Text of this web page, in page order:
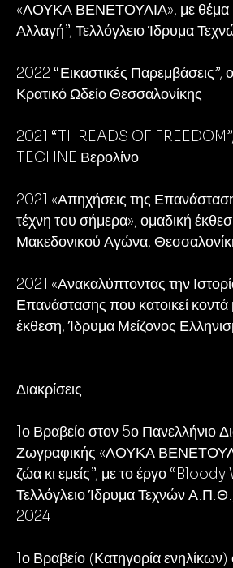
«ΛΟΥΚΑ ΒΕΝΕΤΟΥΛΙΑ», με θέμα
Αλλαγή”, Τελλόγλειο Ίδρυμα
2022 “Εικαστικές Παρεμβάσεις”,
Κρατικό Ωδείο Θεσσαλονίκης
2021 “THREADS OF
TECHNE Βερολίνο
2021 «Απηχήσεις της
τέχνη του σήμερα», ομαδική
Μακεδονικού Αγώνα,
2021 «Ανακαλύπτοντας την
Επανάστασης που κατοικεί κοντά
έκθεση, Ίδρυμα Μείζονος
Διακρίσεις:
1ο Βραβείο στον 5ο Πανελλήνιο
Ζωγραφικής «ΛΟΥΚΑ
ζώα κι εμείς”, με το έργο
Τελλόγλειο Ίδρυμα Τεχνών
2024
1ο Βραβείο (Κατηγορία